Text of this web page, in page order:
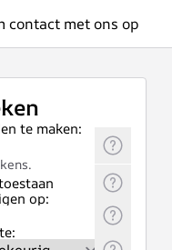
contact met ons op
te maken:
op: